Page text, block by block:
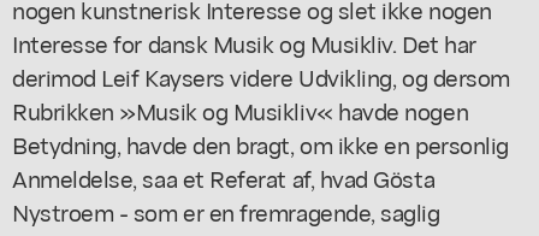
nogen kunstnerisk Interesse og slet ikke nogen
Interesse for dansk Musik og Musikliv. Det har
derimod Leif Kaysers videre Udvikling, og dersom
Rubrikken »Musik og Musikliv« havde nogen
Betydning, havde den bragt, om ikke en personlig
Anmeldelse, saa et Referat af, hvad Gösta
Nystroem - som er en fremragende, saglig